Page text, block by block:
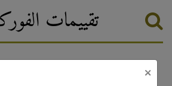
تقييمات
×